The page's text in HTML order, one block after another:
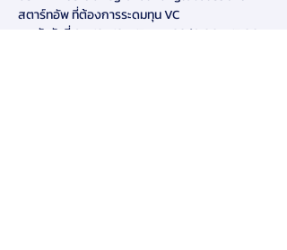
สตาร์ทอัพ ที่ต้องการระดมทุน VC
พบกันวันที่ 8 - 10 , 16 - 17 ส.ค. 66 (9.00 - 17.00